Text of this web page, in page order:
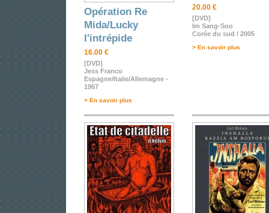
Opération Re
Mida/Lucky
l'intrépide
16.00 €
[DVD]
Jess Franco
Espagne/Italie/Allemagne -
1967
> En savoir plus
20.00 €
[DVD]
Im Sang-Soo
Corée du sud / 2005
> En savoir plus